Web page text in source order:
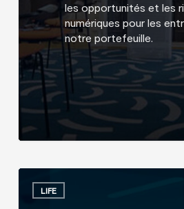
les opportunités et les
numériques pour les
notre portefeuille.
LIFE